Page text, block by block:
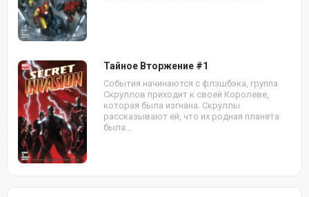
Тайное Вторжение #1
События начинаются с флэшбэка, группа
Скруллов приходит к своей Королеве,
которая была изгнана. Скруллы
рассказывают ей, что их родная планета
была...